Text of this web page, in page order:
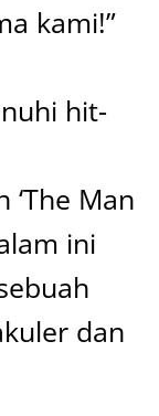
kami!”
hit-
‘The Man
ini
dan